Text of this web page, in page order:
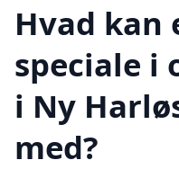
Hvad kan
speciale i
i Ny
med?